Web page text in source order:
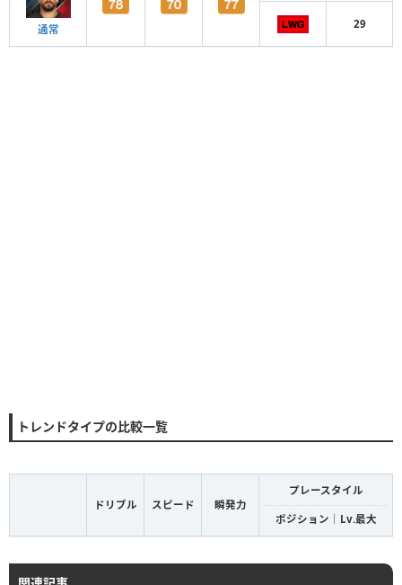
通常 29
トレンドタイプの比較一覧
ドリブル スピード 瞬発力
プレースタイル
ポジション｜Lv.最大